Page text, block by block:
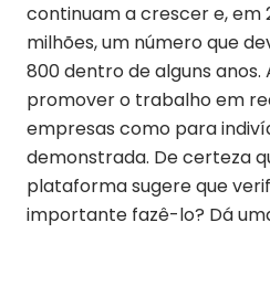
continuam a crescer e, em
milhões, um número que
800 dentro de alguns anos.
promover o trabalho em
empresas como para
demonstrada. De certeza
plataforma sugere que
importante fazê-lo? Dá